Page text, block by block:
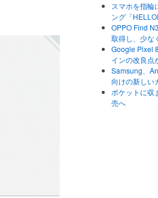
スマホを指輪
ング「
OPPO Find
取得し、少な
Google Pixel
インの改良点
Samsung、
向けの新しい
ポケットに収
売へ